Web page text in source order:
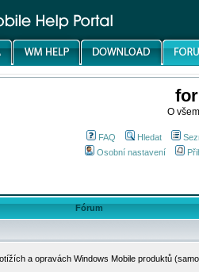
O
FAQ Hledat
Osobní nastavení
Fórum
a opravách Windows Mobile produktů